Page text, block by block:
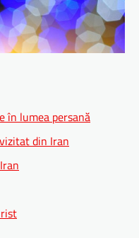
în lumea persană
din Iran